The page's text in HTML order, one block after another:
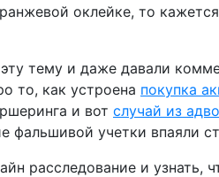
оклейке, то
тему и даже давали
то, как устроена покупка
и вот случай из
фальшивой учетки впаяли
расследование и узнать,